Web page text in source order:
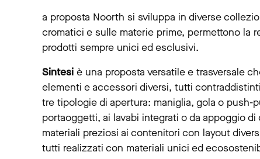
a proposta Noorth si sviluppa in diverse
cromatici e sulle materie prime, permettono la
prodotti sempre unici ed esclusivi.
Sintesi è una proposta versatile e trasversale
elementi e accessori diversi, tutti
tre tipologie di apertura: maniglia, gola o
portaoggetti, ai lavabi integrati o da appoggio
materiali preziosi ai contenitori con layout
tutti realizzati con materiali unici ed